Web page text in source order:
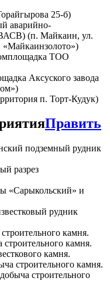
25-б)
аварийно-
(п. Майкаин, ул.
ТОО
Аксуского завода
п. Торт-Кудук)
Править
подземный рудник
разрез
«Сарыкольский» и
рудник
камня.
камня.
камня.
строительного камня.
строительного